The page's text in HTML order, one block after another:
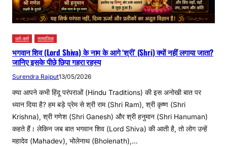
धर्म-कर्म सामाजिक
भगवान शिव (Lord Shiva) के नाम के आगे ‘श्री’ (Shri) क्यों नहीं लगाया जाता?
जानिए इसके पीछे छिपा गहरा रहस्य
Surendra Rajput13/05/2026
क्या आपने कभी हिंदू परंपराओं (Hindu Traditions) की इस अनोखी बात पर
ध्यान दिया है? हम बड़े प्रेम से श्री राम (Shri Ram), श्री कृष्ण (Shri
Krishna), श्री गणेश (Shri Ganesh) और श्री हनुमान (Shri Hanuman)
कहते हैं। लेकिन जब बात भगवान शिव (Lord Shiva) की आती है, तो लोग उन्हें
महादेव (Mahadev), भोलेनाथ (Bholenath),…